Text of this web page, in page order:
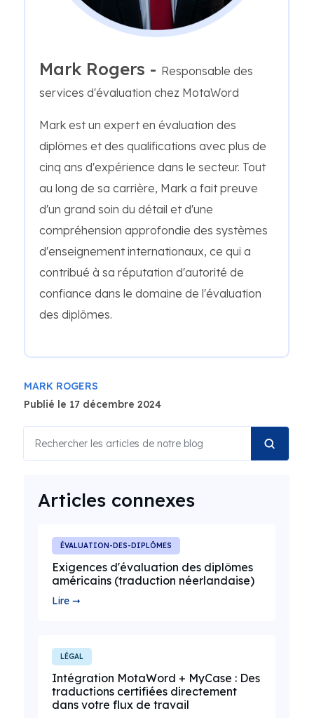
Mark Rogers - Responsable des
services d'évaluation chez MotaWord
Mark est un expert en évaluation des
diplômes et des qualifications avec plus de
cinq ans d'expérience dans le secteur. Tout
au long de sa carrière, Mark a fait preuve
d'un grand soin du détail et d'une
compréhension approfondie des systèmes
d'enseignement internationaux, ce qui a
contribué à sa réputation d'autorité de
confiance dans le domaine de l'évaluation
des diplômes.
MARK ROGERS
Publié le 17 décembre 2024
Articles connexes
ÉVALUATION-DES-DIPLÔMES
Exigences d'évaluation des diplômes
américains (traduction néerlandaise)
Lire ➞
LÉGAL
Intégration MotaWord + MyCase : Des
traductions certifiées directement
dans votre flux de travail